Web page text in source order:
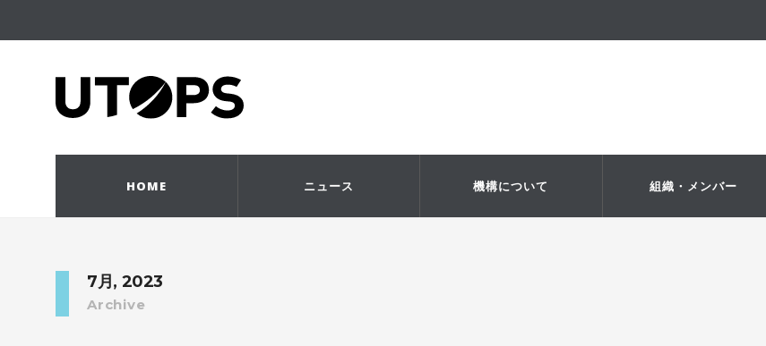
HOME ニュース 機構について 組織・メンバー
7月, 2023
Archive